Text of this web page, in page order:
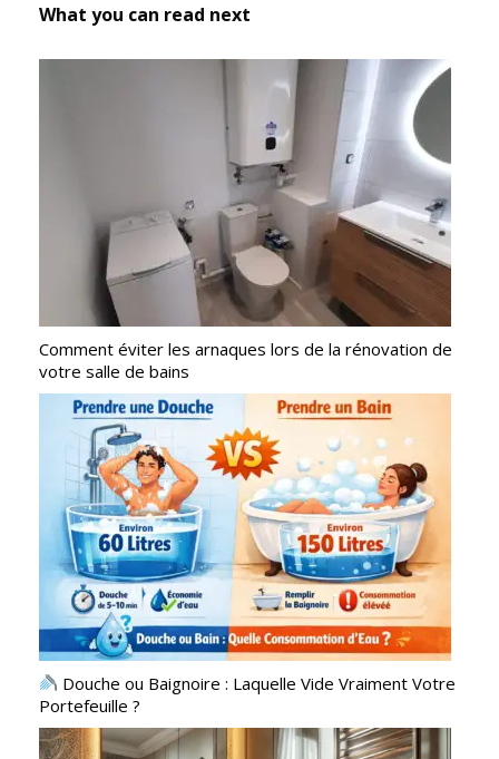
What you can read next
Comment éviter les arnaques lors de la rénovation de
votre salle de bains
Douche ou Baignoire : Laquelle Vide Vraiment Votre
Portefeuille ?